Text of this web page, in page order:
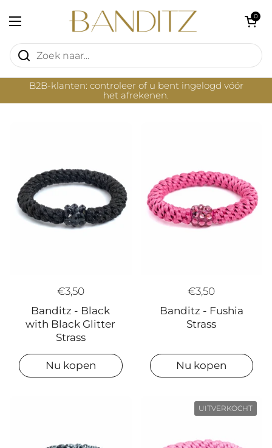
Menu openen
Winkelwagentje
0
B2B-klanten: controleer of u bent ingelogd vóór
het afrekenen.
€3,50
Banditz - Black
with Black Glitter
Strass
Nu kopen
€3,50
Banditz - Fushia
Strass
Nu kopen
UITVERKOCHT